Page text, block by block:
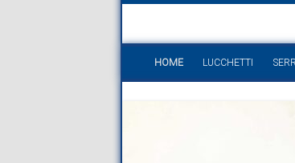
HOME LUCCHETTI